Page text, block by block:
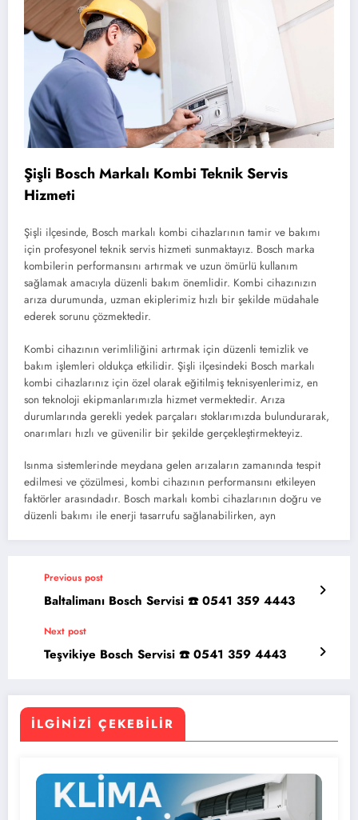
Şişli Bosch Markalı Kombi Teknik Servis
Hizmeti
Şişli ilçesinde, Bosch markalı kombi cihazlarının tamir ve bakımı
için profesyonel teknik servis hizmeti sunmaktayız. Bosch marka
kombilerin performansını artırmak ve uzun ömürlü kullanım
sağlamak amacıyla düzenli bakım önemlidir. Kombi cihazınızın
arıza durumunda, uzman ekiplerimiz hızlı bir şekilde müdahale
ederek sorunu çözmektedir.
Kombi cihazının verimliliğini artırmak için düzenli temizlik ve
bakım işlemleri oldukça etkilidir. Şişli ilçesindeki Bosch markalı
kombi cihazlarınız için özel olarak eğitilmiş teknisyenlerimiz, en
son teknoloji ekipmanlarımızla hizmet vermektedir. Arıza
durumlarında gerekli yedek parçaları stoklarımızda bulundurarak,
onarımları hızlı ve güvenilir bir şekilde gerçekleştirmekteyiz.
Isınma sistemlerinde meydana gelen arızaların zamanında tespit
edilmesi ve çözülmesi, kombi cihazının performansını etkileyen
faktörler arasındadır. Bosch markalı kombi cihazlarının doğru ve
düzenli bakımı ile enerji tasarrufu sağlanabilirken, ayn
Previous post
Baltalimanı Bosch Servisi ☎️ 0541 359 4443
Next post
Teşvikiye Bosch Servisi ☎️ 0541 359 4443
İLGINIZI ÇEKEBILIR